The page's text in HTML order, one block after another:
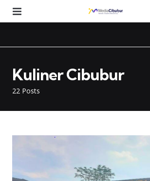
22 Posts
Kuliner Cibubur